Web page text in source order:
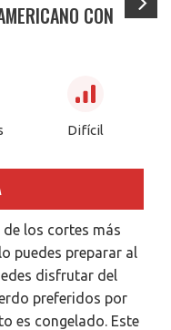
CON
Difícil
de los cortes más
puedes preparar al
disfrutar del
preferidos por
es congelado. Este